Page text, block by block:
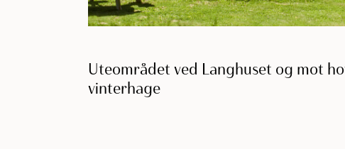
Uteområdet ved Langhuset og mot
vinterhage